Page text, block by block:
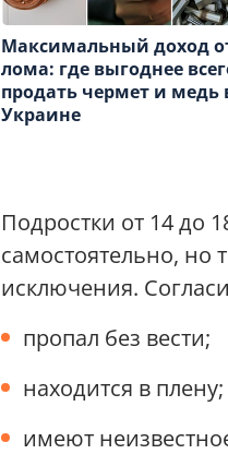
Максимальный доход
лома: где выгоднее
продать чермет и медь
Украине
Подростки от 14 до
самостоятельно, но
исключения.
пропал без вести;
находится в плену;
имеют